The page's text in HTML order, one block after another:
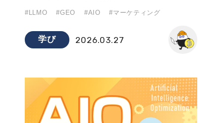
#LLMO #GEO #AIO #マーケティング
学び 2026.03.27